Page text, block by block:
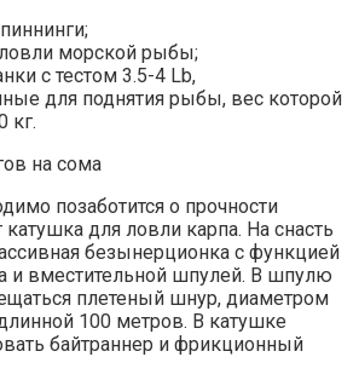
морской рыбы;
с тестом 3.5-4 Lb,
для поднятия рыбы, вес которой
кг.
на сома
позаботится о прочности
для ловли карпа. На снасть
безынерционка с функцией
и вместительной шпулей. В шпулю
плетеный шнур, диаметром
100 метров. В катушке
байтраннер и фрикционный